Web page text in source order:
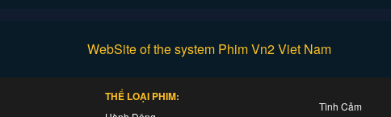
WebSite of the system Phim Vn2 Viet Nam
THỂ LOẠI PHIM:
Tình Cảm